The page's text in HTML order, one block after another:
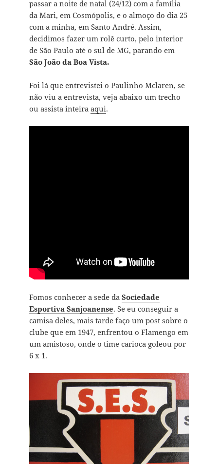
passar a noite de natal (24/12) com a família
da Mari, em Cosmópolis, e o almoço do dia 25
com a minha, em Santo André. Assim,
decidimos fazer um rolê curto, pelo interior
de São Paulo até o sul de MG, parando em
São João da Boa Vista.
Foi lá que entrevistei o Paulinho Mclaren, se
não viu a entrevista, veja abaixo um trecho
ou assista inteira aqui.
Fomos conhecer a sede da Sociedade
Esportiva Sanjoanense. Se eu conseguir a
camisa deles, mais tarde faço um post sobre o
clube que em 1947, enfrentou o Flamengo em
um amistoso, onde o time carioca goleou por
6 x 1.